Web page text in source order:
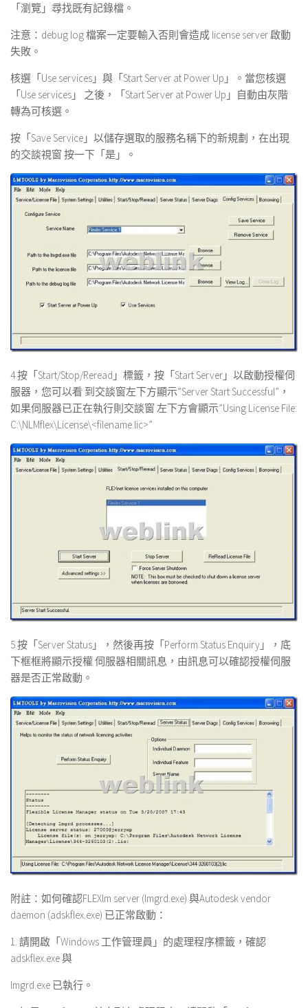
「瀏覽」尋找既有記錄檔。
注意：debug log 檔案一定要輸入否則會造成 license server 啟動
失敗。
核選「Use services」與「Start Server at Power Up」。當您核選
「Use services」 之後，「Start Server at Power Up」自動由灰階
轉為可核選。
按「Save Service」以儲存選取的服務名稱下的新規劃，在出現
的交談視窗 按一下「是」。
4 按「Start/Stop/Reread」標籤，按「Start Server」以啟動授權伺
服器，您可以看 到交談窗左下方顯示”Server Start Successful”，
如果伺服器已正在執行則交談窗 左下方會顯示”Using License File:
C:\NLMflex\License\<filename.lic>”
5 按「Server Status」，然後再按「Perform Status Enquiry」，底
下框框將顯示授權 伺服器相關訊息，由訊息可以確認授權伺服
器是否正常啟動。
附註：如何確認FLEXlm server (lmgrd.exe) 與Autodesk vendor
daemon (adskflex.exe) 已正常啟動：
1. 請開啟「Windows 工作管理員」的處理程序標籤，確認
adskflex.exe 與
lmgrd.exe 已執行。